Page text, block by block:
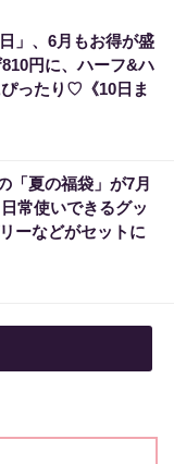
」、6月もお得が盛
円に、ハーフ&ハ
ったり♡《10日ま
「夏の福袋」が7月
常使いできるグッ
ーなどがセットに